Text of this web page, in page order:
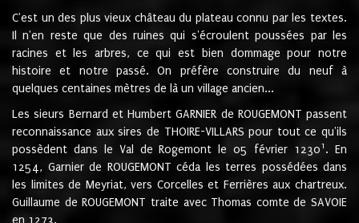
C'est un des plus vieux château du plateau connu par les textes.
Il n'en reste que des ruines qui s'écroulent poussées par les
racines et les arbres, ce qui est bien dommage pour notre
histoire et notre passé. On préfère construire du neuf à
quelques centaines mètres de là un village ancien...
Les sieurs Bernard et Humbert GARNIER de ROUGEMONT passent
reconnaissance aux sires de THOIRE-VILLARS pour tout ce qu'ils
possèdent dans le Val de Rogemont le 05 février 12301 . En
1254, Garnier de ROUGEMONT céda les terres possédées dans
les limites de Meyriat, vers Corcelles et Ferrières aux chartreux.
Guillaume de ROUGEMONT traite avec Thomas comte de SAVOIE
en 1273.